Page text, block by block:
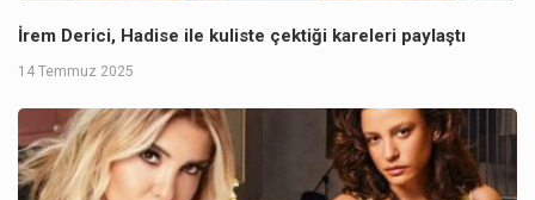
İrem Derici, Hadise ile kuliste çektiği kareleri paylaştı
14 Temmuz 2025